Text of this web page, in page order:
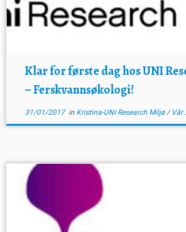
Klar for første dag hos UNI
– Ferskvannsøkologi!
31/01/2017in Kristina-UNI Research Miljø/ Vår